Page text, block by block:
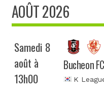
AOÛT 2026
Samedi 8
août à
13h00
Bucheon
K